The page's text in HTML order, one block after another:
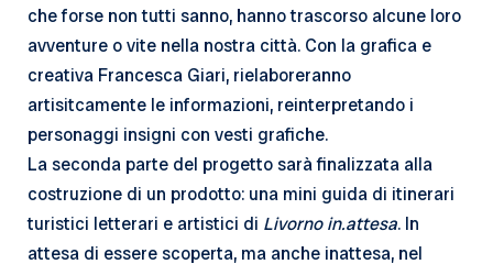
che forse non tutti sanno, hanno trascorso alcune loro
avventure o vite nella nostra città. Con la grafica e
creativa Francesca Giari, rielaboreranno
artisitcamente le informazioni, reinterpretando i
personaggi insigni con vesti grafiche.
La seconda parte del progetto sarà finalizzata alla
costruzione di un prodotto: una mini guida di itinerari
turistici letterari e artistici di Livorno in.attesa. In
attesa di essere scoperta, ma anche inattesa, nel